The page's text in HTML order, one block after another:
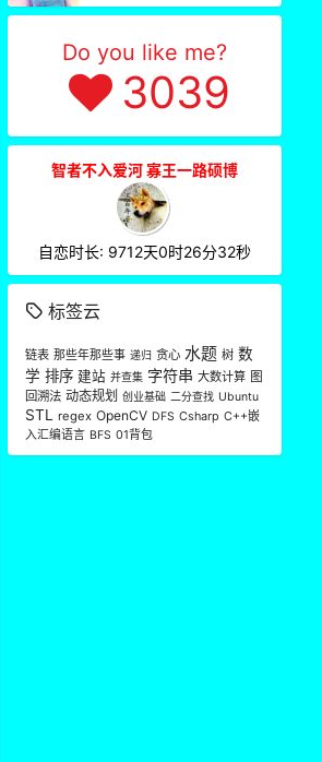
2
2
Do you like me?
3039
智者不入爱河 寡王一路硕博
自恋时长: 9712天0时26分34秒
标签云
链表 那些年那些事 递归 贪心 水题 树 数
学 排序 建站 并查集 字符串 大数计算 图
回溯法 动态规划 创业基础 二分查找 Ubuntu
STL regex OpenCV DFS Csharp C++嵌
入汇编语言 BFS 01背包